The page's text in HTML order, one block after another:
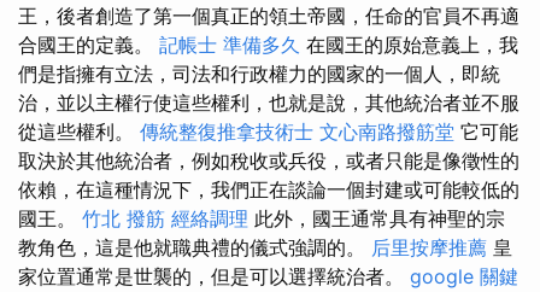
王，後者創造了第一個真正的領土帝國，任命的官員不再適
合國王的定義。 記帳士 準備多久 在國王的原始意義上，我
們是指擁有立法，司法和行政權力的國家的一個人，即統
治，並以主權行使這些權利，也就是說，其他統治者並不服
從這些權利。 傳統整復推拿技術士 文心南路撥筋堂 它可能
取決於其他統治者，例如稅收或兵役，或者只能是像徵性的
依賴，在這種情況下，我們正在談論一個封建或可能較低的
國王。 竹北 撥筋 經絡調理 此外，國王通常具有神聖的宗
教角色，這是他就職典禮的儀式強調的。 后里按摩推薦 皇
家位置通常是世襲的，但是可以選擇統治者。 google 關鍵